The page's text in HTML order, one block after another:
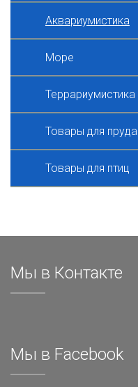
Аквариумистика
Море
Террариумистика
Товары для пруда
Товары для птиц
Мы в Контакте
Мы в Facebook